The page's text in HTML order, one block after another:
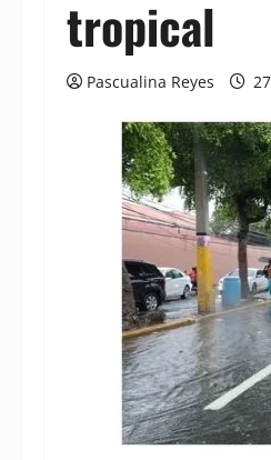
tropical
Pascualina Reyes